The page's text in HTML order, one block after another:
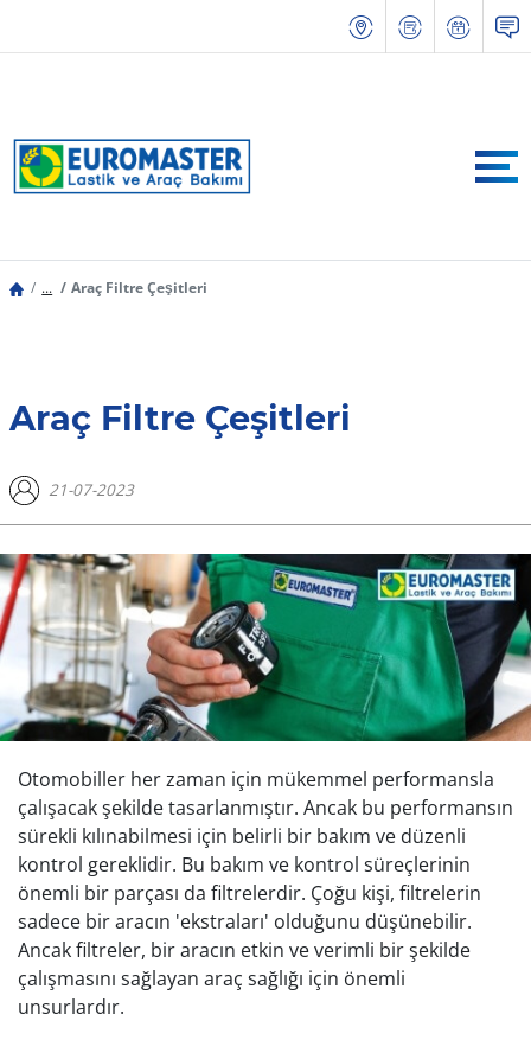
... Araç Filtre Çeşitleri
Araç Filtre Çeşitleri
21-07-2023
Otomobiller her zaman için mükemmel performansla
çalışacak şekilde tasarlanmıştır. Ancak bu performansın
sürekli kılınabilmesi için belirli bir bakım ve düzenli
kontrol gereklidir. Bu bakım ve kontrol süreçlerinin
önemli bir parçası da filtrelerdir. Çoğu kişi, filtrelerin
sadece bir aracın 'ekstraları' olduğunu düşünebilir.
Ancak filtreler, bir aracın etkin ve verimli bir şekilde
çalışmasını sağlayan araç sağlığı için önemli
unsurlardır.